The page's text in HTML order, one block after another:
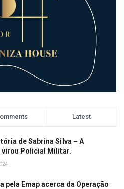
Latest
de Sabrina Silva – A
virou Policial Militar.
pela Emap acerca da Operação